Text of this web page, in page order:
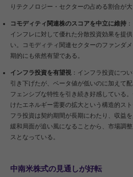
りテクノロジー・セクターの占める割合が
コモディティ関連株のスコアを中立に維持
インフレに対して優れた分散投資効果を提
い。コモディティ関連セクターのファンダ
期的にも依然有望である。
インフラ投資を有望視 ：インフラ投資につ
引き下げたが、ベータ値が低いのに加えて
フェンシブな特性を引き続き好感している
けたエネルギー需要の拡大という構造的ス
フラ投資は契約期間が長期にわたり、収益
緩和局面が追い風になることから、市場調
スとなっている。
中南米株式の見通しが好転